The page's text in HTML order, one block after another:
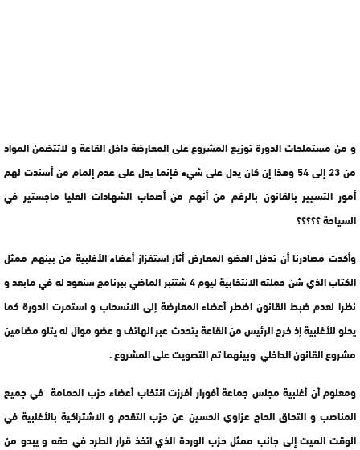
و من مستملحات الدورة توزيع المشروع على المعارضة داخل القاعة و لاتتضمن المواد
من 23 إلى 54 وهذا إن كان يدل على شيء فإنما يدل على عدم إلمام من أسندت لهم
أمور التسيير بالقانون بالرغم من أنهم من أصحاب الشهادات العليا ماجستير في
السياحة ؟؟؟؟؟
وأكدت مصادرنا أن تدخل العضو المعارض أثار استفزاز أعضاء الأغلبية من بينهم ممثل
الكتاب الذي شن حملته الانتخابية ليوم 4 شتنبر الماضي ببرنامج سنعود له في مابعد و
نظرا لعدم ضبط القانون اضطر أعضاء المعارضة إلى الانسحاب و استمرت الدورة كما
يحلو للأغلبية إذ خرج الرئيس من القاعة يتحدث عبر الهاتف و عضو موال له يتلو مضامين
مشروع القانون الداخلي وبينهما تم التصويت على المشروع .
ومعلوم أن أغلبية مجلس جماعة أفورار أفرزت انتخاب أعضاء حزب الحمامة في جميع
المناصب و التحاق الحاج عزاوي الحسين عن حزب التقدم و الاشتراكية بالأغلبية في
الوقت الميت إلى جانب ممثل حزب الوردة الذي اتخذ قرار الطرد في حقه و يبدو من